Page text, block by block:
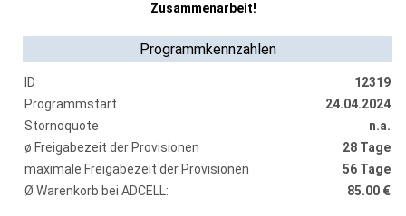
Zusammenarbeit!
Programmkennzahlen
ID
12319
Programmstart
24.04.2024
Stornoquote
n.a.
ø Freigabezeit der Provisionen
28 Tage
maximale Freigabezeit der Provisionen
56 Tage
Ø Warenkorb bei ADCELL:
85.00 €